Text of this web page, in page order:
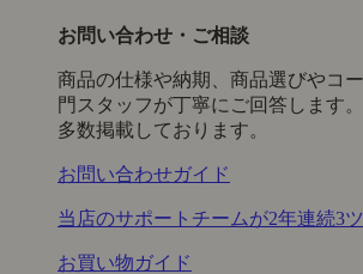
お問い合わせ・ご相談
商品の仕様や納期、商品選びやコ
門スタッフが丁寧にご回答します
多数掲載しております。
お問い合わせガイド
当店のサポートチームが2年連続3
お買い物ガイド